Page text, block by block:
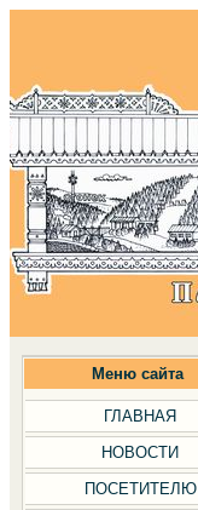
Меню сайта
ГЛАВНАЯ
НОВОСТИ
ПОСЕТИТЕЛЮ